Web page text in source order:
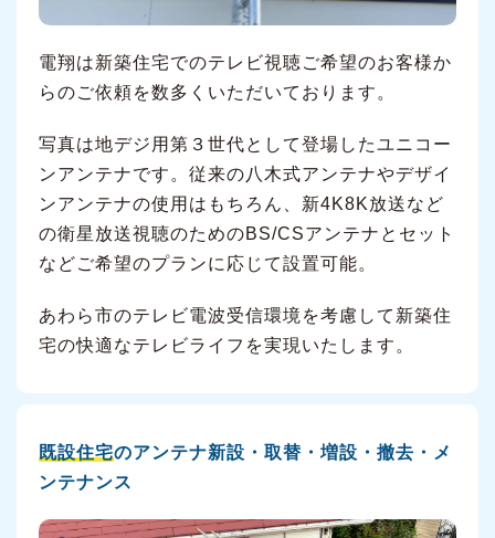
電翔は新築住宅でのテレビ視聴ご希望のお客様か
らのご依頼を数多くいただいております。
写真は地デジ用第３世代として登場したユニコー
ンアンテナです。従来の八木式アンテナやデザイ
ンアンテナの使用はもちろん、新4K8K放送など
の衛星放送視聴のためのBS/CSアンテナとセット
などご希望のプランに応じて設置可能。
あわら市のテレビ電波受信環境を考慮して新築住
宅の快適なテレビライフを実現いたします。
既設住宅のアンテナ新設・取替・増設・撤去・メ
ンテナンス